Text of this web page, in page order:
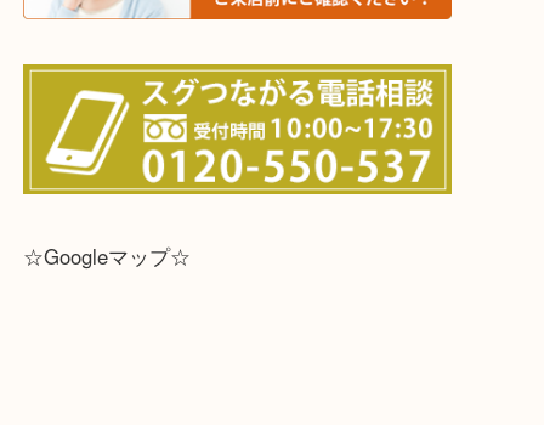
☆出張買取エリア☆
兵庫県,灘区,東灘区,北区,芦屋市,西宮市,明石市,尼崎